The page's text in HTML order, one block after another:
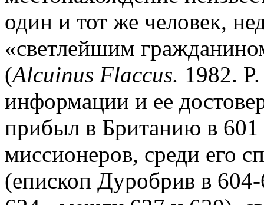
один и тот же человек,
«светлейшим
(Alcuinus Flaccus. 1982.
информации и ее
прибыл в Британию в 601
миссионеров, среди его
(епископ Дуробрив в